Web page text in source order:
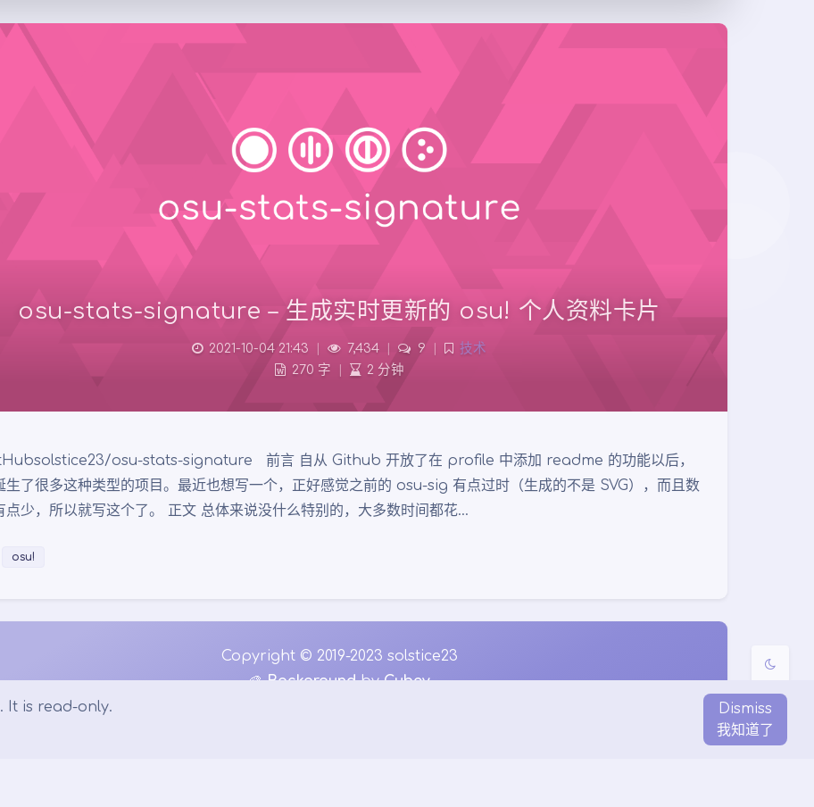
夜间模式
osu-stats-signature – 生成实时更新的 osu! 个人资料卡片
2021-10-04 21:43 7,434 9
技术
270 字
2 分钟
osu-stats-signature 前言 自从 Github 开放了在 profile 中添加 readme 的功能以后，
生了很多这种类型的项目。最近也想写一个，正好感觉之前的 osu-sig 有点过时（生成的不是 SVG），而且数
点少，所以就写这个了。 正文 总体来说没什么特别的，大多数时间都花…
osu!
Copyright © 2019-2023 solstice23
🎨BackgroundbyCubey
It is read-only.
Dismiss
我知道了